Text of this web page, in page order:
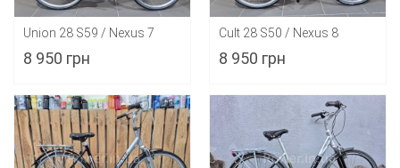
Union 28 S59 / Nexus 7
8 950 грн
Cult 28 S50 / Nexus 8
8 950 грн